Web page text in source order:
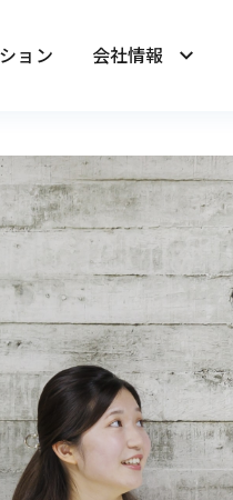
ョン 会社情報